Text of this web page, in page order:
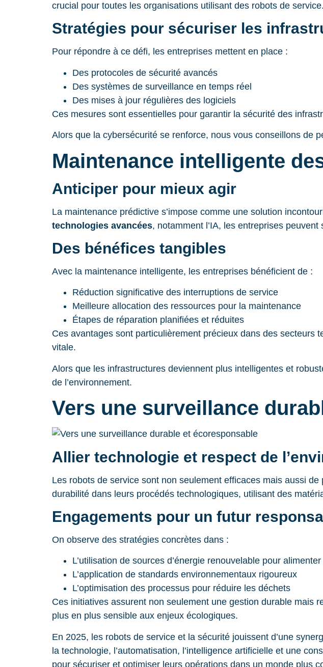
crucial pour toutes les organisations utilisant des robots de service.
Stratégies pour sécuriser les
Pour répondre à ce défi, les entreprises mettent en place :
Des protocoles de sécurité avancés
Des systèmes de surveillance en temps réel
Des mises à jour régulières des logiciels
Ces mesures sont essentielles pour garantir la sécurité des
Alors que la cybersécurité se renforce, nous vous conseillons de
Maintenance intelligente
Anticiper pour mieux agir
La maintenance prédictive s’impose comme une solution
technologies avancées, notamment l’IA, les entreprises
Des bénéfices tangibles
Avec la maintenance intelligente, les entreprises bénéficient de :
Réduction significative des interruptions de service
Meilleure allocation des ressources pour la maintenance
Étapes de réparation planifiées et réduites
Ces avantages sont particulièrement précieux dans des
vitale.
Alors que les infrastructures deviennent plus intelligentes et
de l’environnement.
Vers une surveillance
Allier technologie et respect de
Les robots de service sont non seulement efficaces mais aussi de
durabilité dans leurs procédés technologiques, utilisant des
Engagements pour un futur
On observe des stratégies concrètes dans :
L’utilisation de sources d’énergie renouvelable pour
L’application de standards environnementaux rigoureux
L’optimisation des processus pour réduire les déchets
Ces initiatives assurent non seulement une gestion durable mais
plus en plus sensible aux enjeux écologiques.
En 2025, les robots de service et la sécurité jouissent d’une
la technologie, l’automatisation, l’intelligence artificielle et une
pour sécuriser et optimiser leurs opérations dans un monde plus